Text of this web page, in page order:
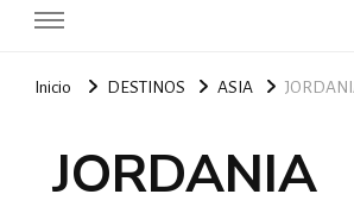
Inicio DESTINOS ASIA
JORDANIA